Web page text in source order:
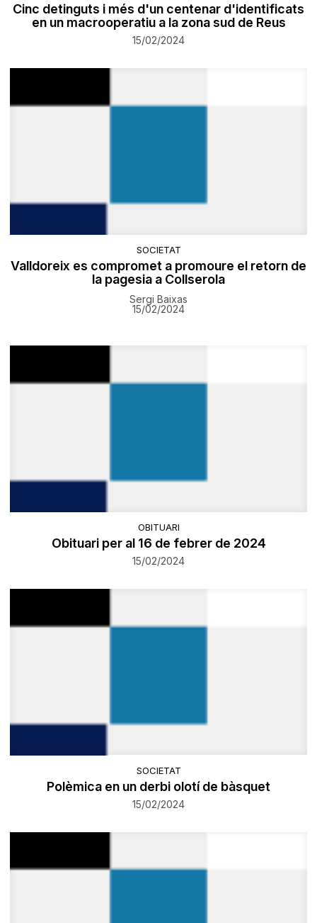
Cinc detinguts i més d'un centenar d'identificats
en un macrooperatiu a la zona sud de Reus
15/02/2024
SOCIETAT
Valldoreix es compromet a promoure el retorn de
la pagesia a Collserola
Sergi Baixas
15/02/2024
OBITUARI
Obituari per al 16 de febrer de 2024
15/02/2024
SOCIETAT
​Polèmica en un derbi olotí de bàsquet
15/02/2024